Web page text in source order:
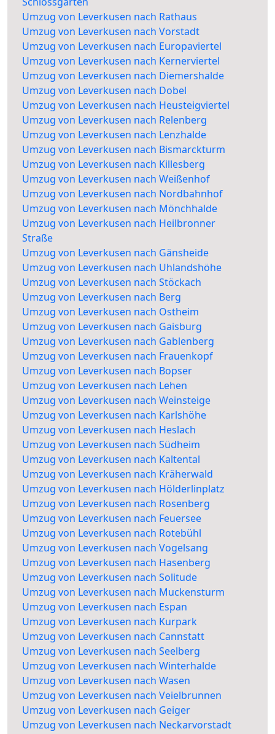
Umzug von Leverkusen nach Rathaus
Umzug von Leverkusen nach Vorstadt
Umzug von Leverkusen nach Europaviertel
Umzug von Leverkusen nach Kernerviertel
Umzug von Leverkusen nach Diemershalde
Umzug von Leverkusen nach Dobel
Umzug von Leverkusen nach Heusteigviertel
Umzug von Leverkusen nach Relenberg
Umzug von Leverkusen nach Lenzhalde
Umzug von Leverkusen nach Bismarckturm
Umzug von Leverkusen nach Killesberg
Umzug von Leverkusen nach Weißenhof
Umzug von Leverkusen nach Nordbahnhof
Umzug von Leverkusen nach Mönchhalde
Umzug von Leverkusen nach Heilbronner
Straße
Umzug von Leverkusen nach Gänsheide
Umzug von Leverkusen nach Uhlandshöhe
Umzug von Leverkusen nach Stöckach
Umzug von Leverkusen nach Berg
Umzug von Leverkusen nach Ostheim
Umzug von Leverkusen nach Gaisburg
Umzug von Leverkusen nach Gablenberg
Umzug von Leverkusen nach Frauenkopf
Umzug von Leverkusen nach Bopser
Umzug von Leverkusen nach Lehen
Umzug von Leverkusen nach Weinsteige
Umzug von Leverkusen nach Karlshöhe
Umzug von Leverkusen nach Heslach
Umzug von Leverkusen nach Südheim
Umzug von Leverkusen nach Kaltental
Umzug von Leverkusen nach Kräherwald
Umzug von Leverkusen nach Hölderlinplatz
Umzug von Leverkusen nach Rosenberg
Umzug von Leverkusen nach Feuersee
Umzug von Leverkusen nach Rotebühl
Umzug von Leverkusen nach Vogelsang
Umzug von Leverkusen nach Hasenberg
Umzug von Leverkusen nach Solitude
Umzug von Leverkusen nach Muckensturm
Umzug von Leverkusen nach Espan
Umzug von Leverkusen nach Kurpark
Umzug von Leverkusen nach Cannstatt
Umzug von Leverkusen nach Seelberg
Umzug von Leverkusen nach Winterhalde
Umzug von Leverkusen nach Wasen
Umzug von Leverkusen nach Veielbrunnen
Umzug von Leverkusen nach Geiger
Umzug von Leverkusen nach Neckarvorstadt